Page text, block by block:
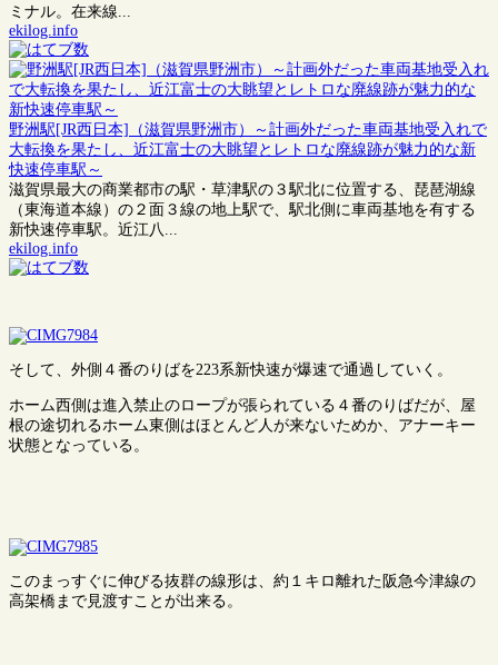
ミナル。在来線...
ekilog.info
野洲駅[JR西日本]（滋賀県野洲市）～計画外だった車両基地受入れで
大転換を果たし、近江富士の大眺望とレトロな廃線跡が魅力的な新
快速停車駅～
滋賀県最大の商業都市の駅・草津駅の３駅北に位置する、琵琶湖線
（東海道本線）の２面３線の地上駅で、駅北側に車両基地を有する
新快速停車駅。近江八...
ekilog.info
そして、外側４番のりばを223系新快速が爆速で通過していく。
ホーム西側は進入禁止のロープが張られている４番のりばだが、屋
根の途切れるホーム東側はほとんど人が来ないためか、アナーキー
状態となっている。
このまっすぐに伸びる抜群の線形は、約１キロ離れた阪急今津線の
高架橋まで見渡すことが出来る。